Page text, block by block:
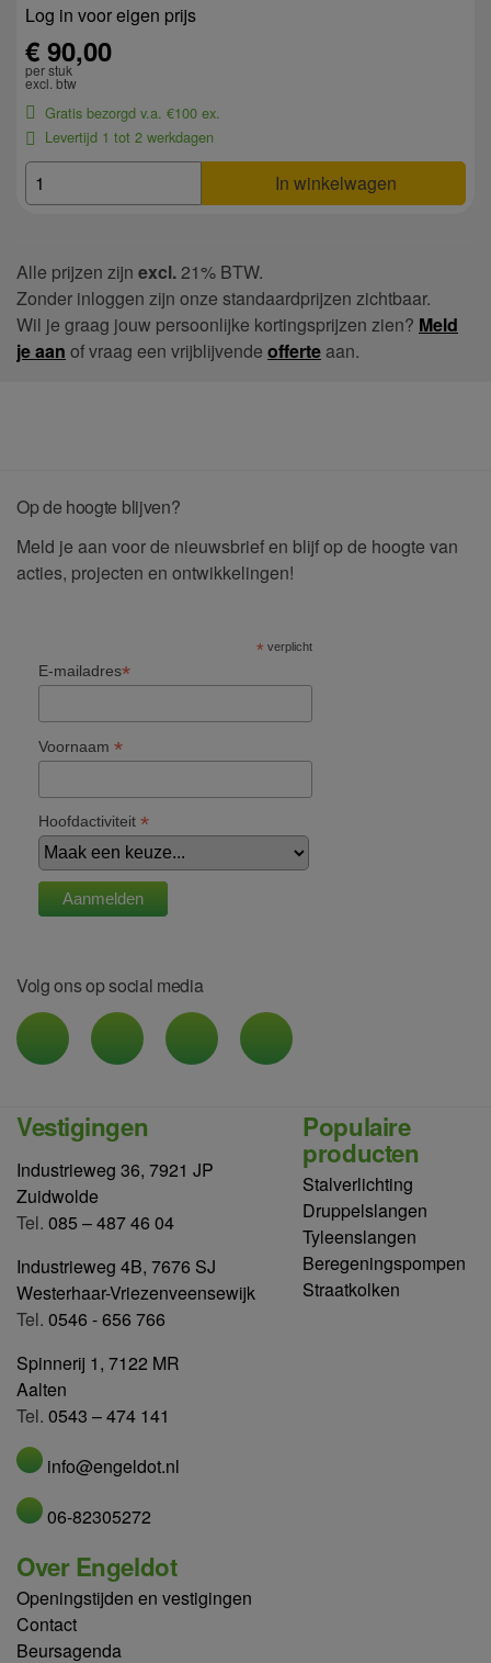
Log in voor eigen prijs
€ 90,00
per stuk
excl. btw
Gratis bezorgd v.a. €100 ex.
Levertijd 1 tot 2 werkdagen
In winkelwagen
Alle prijzen zijn excl.21% BTW.
Zonder inloggen zijn onze standaardprijzen zichtbaar.
Wil je graag jouw persoonlijke kortingsprijzen zien? Meld
je aan of vraag een vrijblijvende offerte aan.
Op de hoogte blijven?
Meld je aan voor de nieuwsbrief en blijf op de hoogte van
acties, projecten en ontwikkelingen!
* verplicht
E-mailadres*
Voornaam *
Hoofdactiviteit *
Volg ons op social media
Vestigingen
Industrieweg 36, 7921 JP
Zuidwolde
Tel. 085 – 487 46 04
Industrieweg 4B, 7676 SJ
Westerhaar-Vriezenveensewijk
Tel. 0546 - 656 766
Spinnerij 1, 7122 MR
Aalten
Tel. 0543 – 474 141
info@engeldot.nl
06-82305272
Populaire
producten
Stalverlichting
Druppelslangen
Tyleenslangen
Beregeningspompen
Straatkolken
Over Engeldot
Openingstijden en vestigingen
Contact
Beursagenda